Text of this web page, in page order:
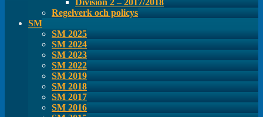
Regelverk och policys
SM
SM 2025
SM 2024
SM 2023
SM 2022
SM 2019
SM 2018
SM 2017
SM 2016